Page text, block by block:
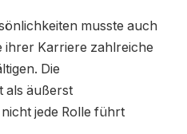
musste auch
ihrer Karriere zahlreiche
Die
als äußerst
jede Rolle führt